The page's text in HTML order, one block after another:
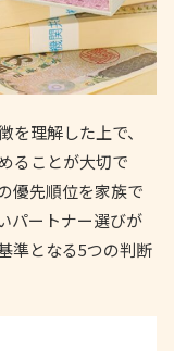
理解した上で、
ることが大切で
優先順位を家族で
パートナー選びが
準となる5つの判断